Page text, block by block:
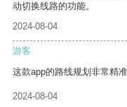
动切换线路的功能。
2024-08-04
游客
这款app的路线规划非常精
2024-08-04